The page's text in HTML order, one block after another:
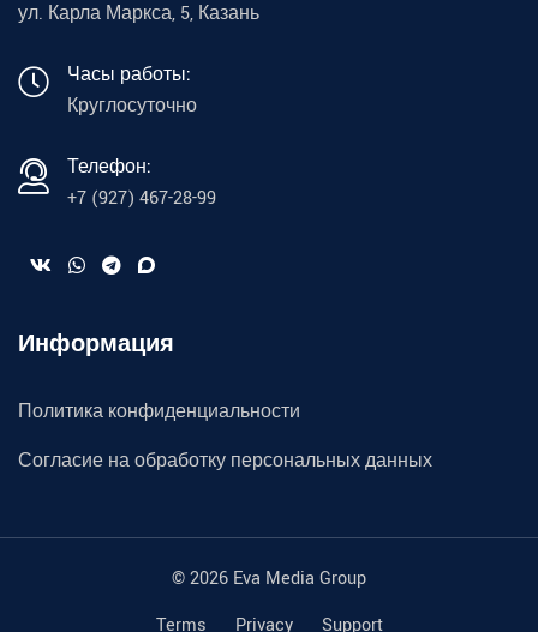
ул. Карла Маркса, 5, Казань
Часы работы:
Круглосуточно
Телефон:
+7 (927) 467-28-99
Информация
Политика конфиденциальности
Согласие на обработку персональных данных
© 2026 Eva Media Group
Terms
Privacy Support